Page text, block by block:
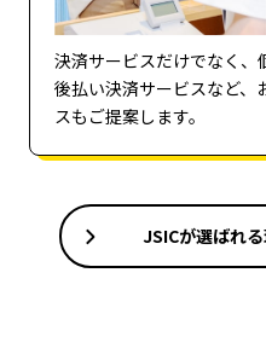
決済サービスだけでなく、
後払い決済サービスなど、
スもご提案します。
JSICが選ばれ